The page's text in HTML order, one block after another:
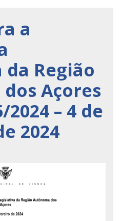
a
Região
Açores
2024 – 4 de
2024